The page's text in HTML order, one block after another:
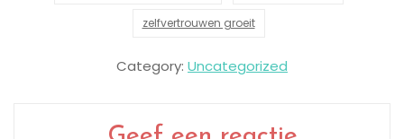
zelfvertrouwen groeit
Category: Uncategorized